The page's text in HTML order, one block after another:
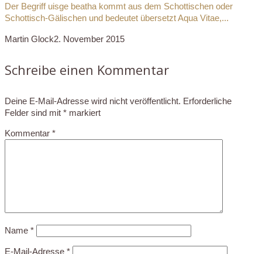
Der Begriff uisge beatha kommt aus dem Schottischen oder
Schottisch-Gälischen und bedeutet übersetzt Aqua Vitae,...
Martin Glock2. November 2015
Schreibe einen Kommentar
Deine E-Mail-Adresse wird nicht veröffentlicht. Erforderliche
Felder sind mit * markiert
Kommentar *
Name *
E-Mail-Adresse *